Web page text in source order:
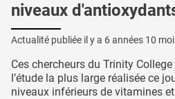
niveaux
Actualité publiée il y a 6 années 10
Ces chercheurs du Trinity
l’étude la plus large réalisée ce
niveaux inférieurs de vitamines et